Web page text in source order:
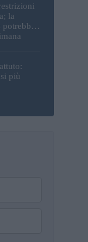
la
più